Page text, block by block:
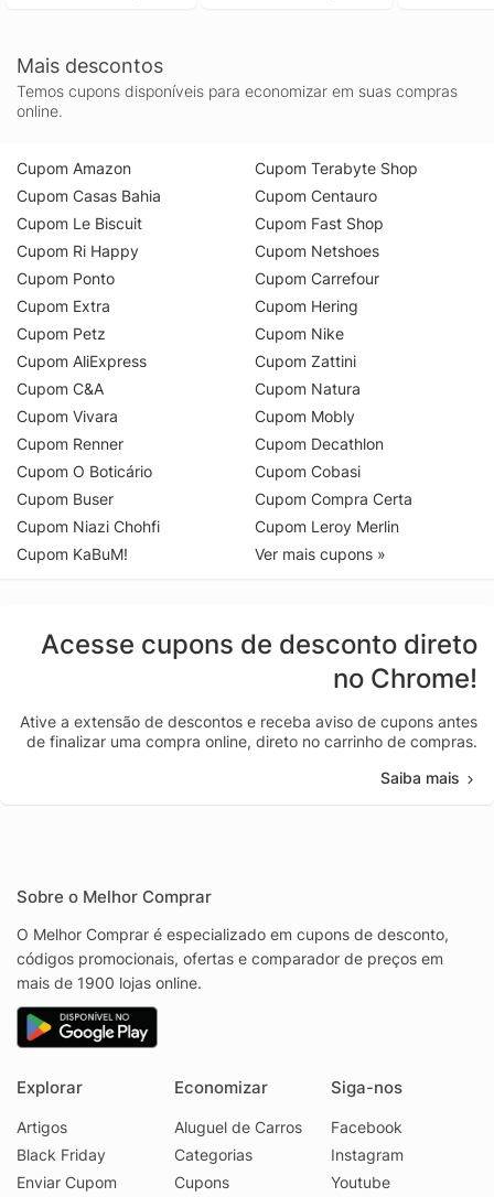
Mais descontos
Temos cupons disponíveis para economizar em suas compras
online.
Cupom Amazon
Cupom Casas Bahia
Cupom Le Biscuit
Cupom Ri Happy
Cupom Ponto
Cupom Extra
Cupom Petz
Cupom AliExpress
Cupom C&A
Cupom Vivara
Cupom Renner
Cupom O Boticário
Cupom Buser
Cupom Niazi Chohfi
Cupom KaBuM!
Cupom Terabyte Shop
Cupom Centauro
Cupom Fast Shop
Cupom Netshoes
Cupom Carrefour
Cupom Hering
Cupom Nike
Cupom Zattini
Cupom Natura
Cupom Mobly
Cupom Decathlon
Cupom Cobasi
Cupom Compra Certa
Cupom Leroy Merlin
Ver mais cupons »
Acesse cupons de desconto direto
no Chrome!
Ative a extensão de descontos e receba aviso de cupons antes
de finalizar uma compra online, direto no carrinho de compras.
Saiba mais
Sobre o Melhor Comprar
O Melhor Comprar é especializado em cupons de desconto,
códigos promocionais, ofertas e comparador de preços em
mais de 1900 lojas online.
Explorar
Artigos
Black Friday
Enviar Cupom
Economizar
Aluguel de Carros
Categorias
Cupons
Siga-nos
Facebook
Instagram
Youtube